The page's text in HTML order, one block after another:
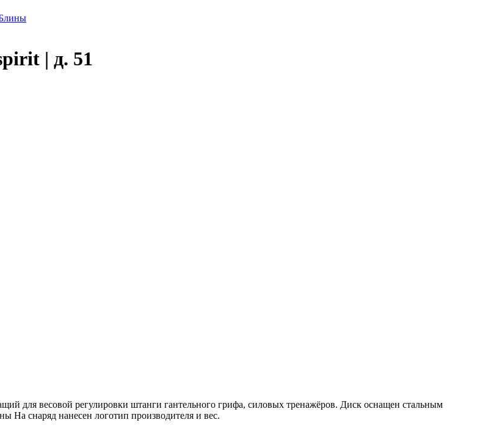
| д. 51
для весовой регулировки штанги гантельного грифа, силовых тренажёров. Диск оснащен стальным
На снаряд нанесен логотип производителя и вес.